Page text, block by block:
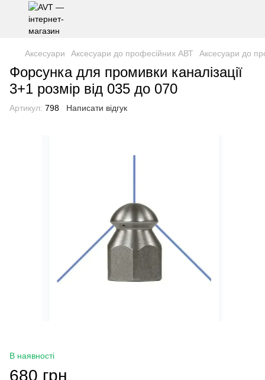
Аксесуари Аксесуари до професійних АВТ Аксесуари до
Форсунка для промивки каналізації
3+1 розмір від 035 до 070
Артикул: 798 Написати відгук
В наявності
680 грн